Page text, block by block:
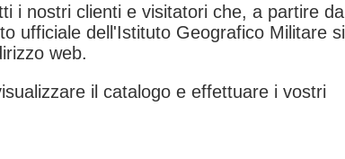
i nostri clienti e visitatori che, a partire dal
ufficiale dell'Istituto Geografico Militare si
web.
il catalogo e effettuare i vostri